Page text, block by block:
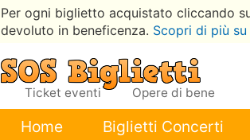
Per ogni biglietto acquistato cliccando
devoluto in beneficenza. Scopri di più
Ticket eventi Opere di bene
Home Biglietti Concerti